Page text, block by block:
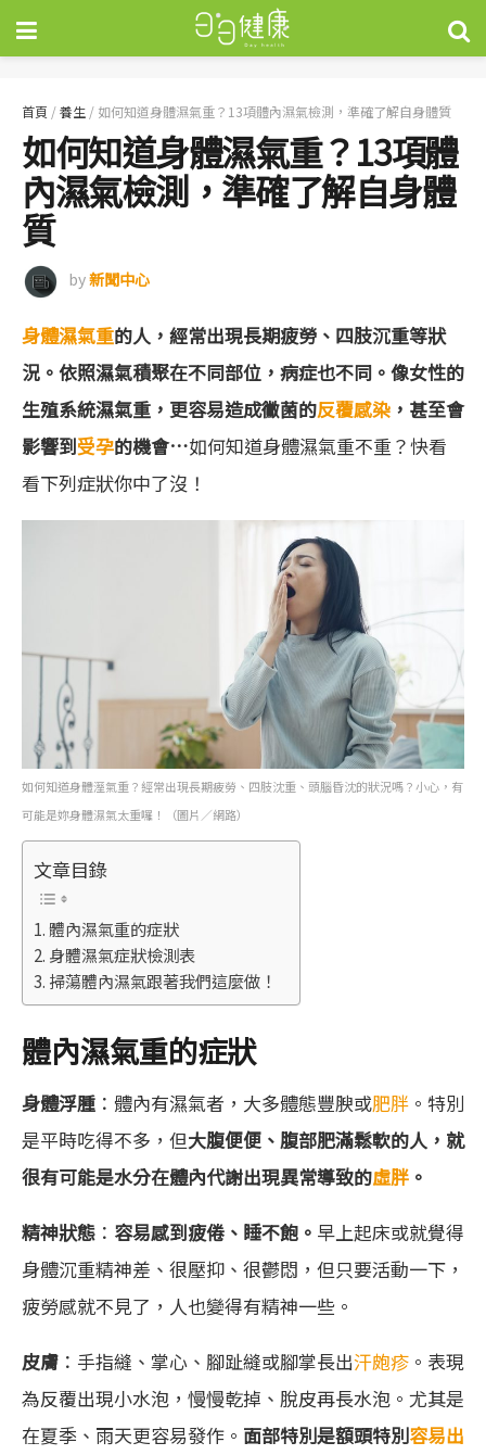
首頁 /養生 / 如何知道身體濕氣重？13項體內濕氣檢測，準確了解自身體質
如何知道身體濕氣重？13項體
內濕氣檢測，準確了解自身體
質
by新聞中心
身體濕氣重的人，經常出現長期疲勞、四肢沉重等狀
況。依照濕氣積聚在不同部位，病症也不同。像女性的
生殖系統濕氣重，更容易造成黴菌的反覆感染 ，甚至會
影響到受孕的機會…如何知道身體濕氣重不重？快看
看下列症狀你中了沒！
如何知道身體溼氣重？經常出現長期疲勞、四肢沈重、頭腦昏沈的狀況嗎？小心，有
可能是妳身體濕氣太重囉！（圖片／網路）
文章目錄
體內濕氣重的症狀
身體濕氣症狀檢測表
掃蕩體內濕氣跟著我們這麼做！
體內濕氣重的症狀
身體浮腫 ：體內有濕氣者，大多體態豐腴或肥胖 。特別
是平時吃得不多，但大腹便便、腹部肥滿鬆軟的人，就
很有可能是水分在體內代謝出現異常導致的虛胖 。
精神狀態 ： 容易感到疲倦、睡不飽。 早上起床或就覺得
身體沉重精神差、很壓抑、很鬱悶，但只要活動一下，
疲勞感就不見了，人也變得有精神一些。
皮膚 ：手指縫、掌心、腳趾縫或腳掌長出汗皰疹 。表現
為反覆出現小水泡，慢慢乾掉、脫皮再長水泡。尤其是
在夏季、雨天更容易發作。 面部特別是額頭特別容易出